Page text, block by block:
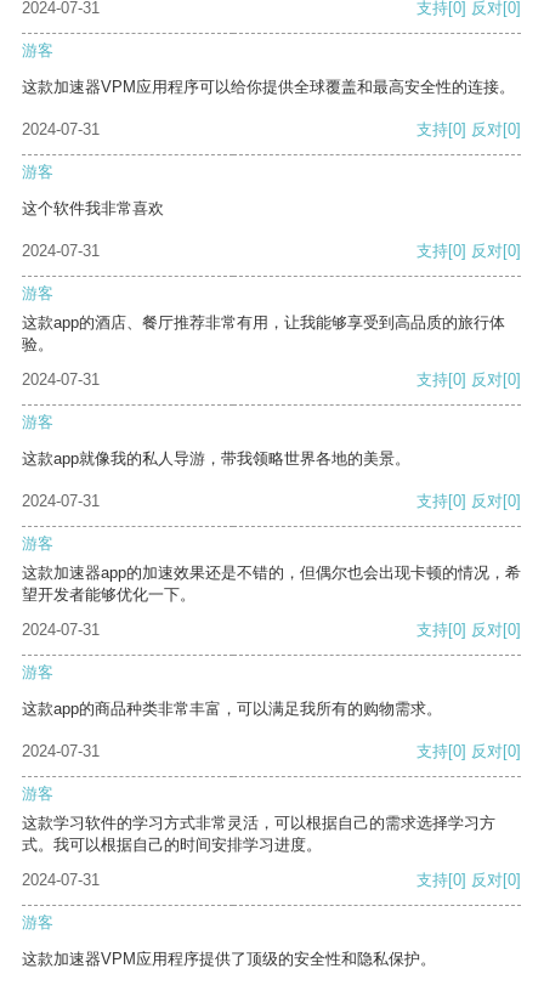
2024-07-31 支持[0] 反对[0]
游客
这款加速器VPM应用程序可以给你提供全球覆盖和最高安全性的连接。
2024-07-31 支持[0] 反对[0]
游客
这个软件我非常喜欢
2024-07-31 支持[0] 反对[0]
游客
这款app的酒店、餐厅推荐非常有用，让我能够享受到高品质的旅行体
验。
2024-07-31
支持[0] 反对[0]
游客
这款app就像我的私人导游，带我领略世界各地的美景。
2024-07-31 支持[0] 反对[0]
游客
这款加速器app的加速效果还是不错的，但偶尔也会出现卡顿的情况，希
望开发者能够优化一下。
2024-07-31
支持[0] 反对[0]
游客
这款app的商品种类非常丰富，可以满足我所有的购物需求。
2024-07-31 支持[0] 反对[0]
游客
这款学习软件的学习方式非常灵活，可以根据自己的需求选择学习方
式。我可以根据自己的时间安排学习进度。
2024-07-31
支持[0] 反对[0]
游客
这款加速器VPM应用程序提供了顶级的安全性和隐私保护。